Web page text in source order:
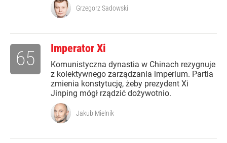
Grzegorz Sadowski
Imperator Xi
Komunistyczna dynastia w Chinach rezygnuje
z kolektywnego zarządzania imperium. Partia
zmienia konstytucję, żeby prezydent Xi
Jinping mógł rządzić dożywotnio.
65
Jakub Mielnik